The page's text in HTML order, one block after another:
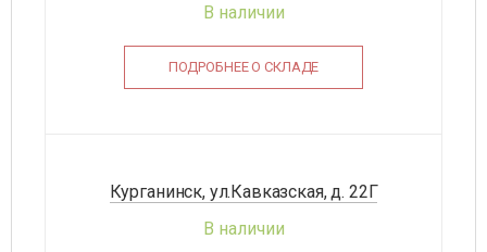
В наличии
ПОДРОБНЕЕ О СКЛАДЕ
Курганинск, ул.Кавказская, д. 22Г
В наличии